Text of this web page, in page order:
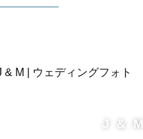
』
てほしいです🤲
J & M